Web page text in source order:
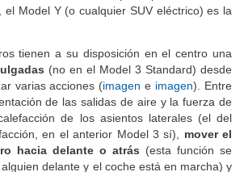
incomode doblar la espalda para hacer esta
Model Y (o cualquier SUV eléctrico) es la
tienen a su disposición en el centro una
(no en el Model 3 Standard) desde
varias acciones (imageneimagen). Entre
de las salidas de aire y la fuerza de
de los asientos laterales (el del
en el anterior Model 3 sí),mover el
hacia delante o atrás(esta función se